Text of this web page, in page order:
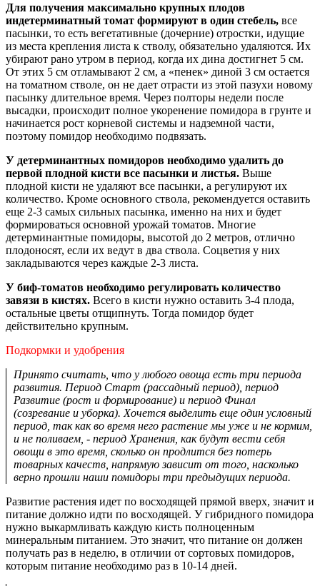
Для получения максимально крупных плодов
индетерминатный томат формируют в один стебель, все
пасынки, то есть вегетативные (дочерние) отростки, идущие
из места крепления листа к стволу, обязательно удаляются. Их
убирают рано утром в период, когда их дина достигнет 5 см.
От этих 5 см отламывают 2 см, а «пенек» диной 3 см остается
на томатном стволе, он не дает отрасти из этой пазухи новому
пасынку длительное время. Через полторы недели после
высадки, происходит полное укоренение помидора в грунте и
начинается рост корневой системы и надземной части,
поэтому помидор необходимо подвязать.
У детерминантных помидоров необходимо удалить до
первой плодной кисти все пасынки и листья. Выше
плодной кисти не удаляют все пасынки, а регулируют их
количество. Кроме основного ствола, рекомендуется оставить
еще 2-3 самых сильных пасынка, именно на них и будет
формироваться основной урожай томатов. Многие
детерминантные помидоры, высотой до 2 метров, отлично
плодоносят, если их ведут в два ствола. Соцветия у них
закладываются через каждые 2-3 листа.
У биф-томатов необходимо регулировать количество
завязи в кистях. Всего в кисти нужно оставить 3-4 плода,
остальные цветы отщипнуть. Тогда помидор будет
действительно крупным.
Подкормки и удобрения
Принято считать, что у любого овоща есть три периода
развития. Период Старт (рассадный период), период
Развитие (рост и формирование) и период Финал
(созревание и уборка). Хочется выделить еще один условный
период, так как во время него растение мы уже и не кормим,
и не поливаем, - период Хранения, как будут вести себя
овощи в это время, сколько он продлится без потерь
товарных качеств, напрямую зависит от того, насколько
верно прошли наши помидоры три предыдущих периода.
Развитие растения идет по восходящей прямой вверх, значит и
питание должно идти по восходящей. У гибридного помидора
нужно выкармливать каждую кисть полноценным
минеральным питанием. Это значит, что питание он должен
получать раз в неделю, в отличии от сортовых помидоров,
которым питание необходимо раз в 10-14 дней.